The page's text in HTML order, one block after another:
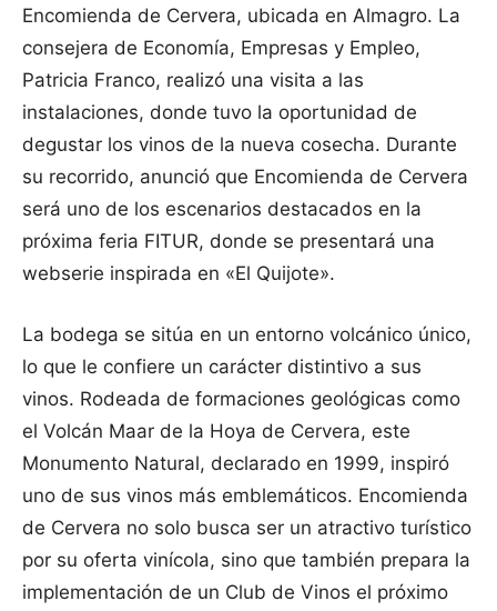
Encomienda de Cervera, ubicada en Almagro. La
consejera de Economía, Empresas y Empleo,
Patricia Franco, realizó una visita a las
instalaciones, donde tuvo la oportunidad de
degustar los vinos de la nueva cosecha. Durante
su recorrido, anunció que Encomienda de Cervera
será uno de los escenarios destacados en la
próxima feria FITUR, donde se presentará una
webserie inspirada en «El Quijote».
La bodega se sitúa en un entorno volcánico único,
lo que le confiere un carácter distintivo a sus
vinos. Rodeada de formaciones geológicas como
el Volcán Maar de la Hoya de Cervera, este
Monumento Natural, declarado en 1999, inspiró
uno de sus vinos más emblemáticos. Encomienda
de Cervera no solo busca ser un atractivo turístico
por su oferta vinícola, sino que también prepara la
implementación de un Club de Vinos el próximo